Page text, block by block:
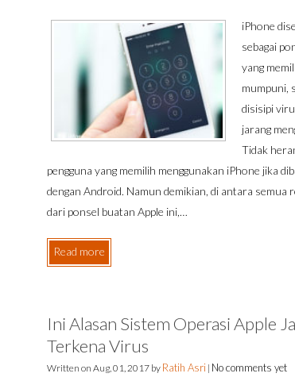
iPhone
sebagai
yang
mumpuni,
disisipi
jarang
Tidak
pengguna yang memilih menggunakan iPhone jika
dengan Android. Namun demikian, di antara semua
dari ponsel buatan Apple ini,…
Read more
Ini Alasan Sistem Operasi Apple
Terkena Virus
Written on Aug, 01, 2017 by Ratih Asri | No comments yet